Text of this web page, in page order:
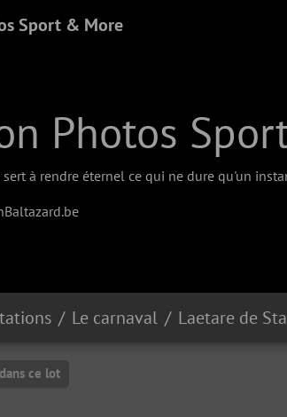
Sport & More
Photos
à rendre éternel ce qui ne dure qu'un
Le carnaval Laetare de
ce lot